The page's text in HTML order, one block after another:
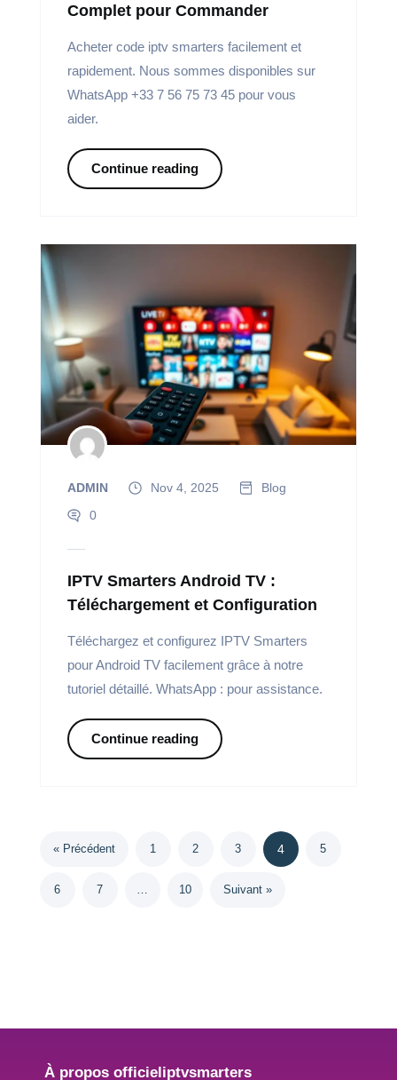
Complet pour Commander
Acheter code iptv smarters facilement et
rapidement. Nous sommes disponibles sur
WhatsApp +33 7 56 75 73 45 pour vous
aider.
Continue reading
ADMIN Nov 4, 2025
Blog
0
IPTV Smarters Android TV :
Téléchargement et Configuration
Téléchargez et configurez IPTV Smarters
pour Android TV facilement grâce à notre
tutoriel détaillé. WhatsApp : pour assistance.
Continue reading
« Précédent 1 2 3 4 5
6 7 10 Suivant »
À propos officieliptvsmarters